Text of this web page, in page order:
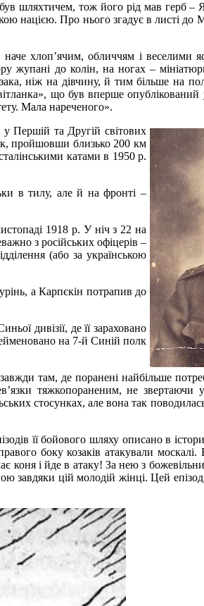
шляхтичем, тож його рід мав герб –
нацією. Про нього згадує в листі до
хлоп’ячим, обличчям і веселими
жупані до колін, на ногах –
ніж на дівчину, й тим більше на
що був вперше
Мала нареченого».
у Першій та Другій світових
пройшовши близько 200 км
катами в 1950 р.
в тилу, але й на фронті –
1918 р. У ніч з 22 на
з російських офіцерів –
(або за українською
а Карпєкін потрапив до
дивізії, де її зараховано
на 7-й Синій полк
там, де поранені найбільше
тяжкопораненим, не
стосунках, але вона так
її бойового шляху описано в
боку козаків атакували
коня і йде в атаку! За нею з
завдяки цій молодій жінці. Цей